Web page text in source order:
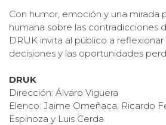
Con humor, emoción y una mirada
humana sobre las contradicciones
DRUK invita al público a reflexionar
decisiones y las oportunidades
DRUK
Dirección: Álvaro Viguera
Elenco: Jaime Omeñaca, Ricardo
Espinoza y Luis Cerda